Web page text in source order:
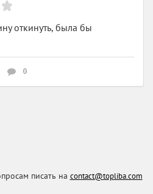
откинуть, была бы
0
писать на contact@topliba.com